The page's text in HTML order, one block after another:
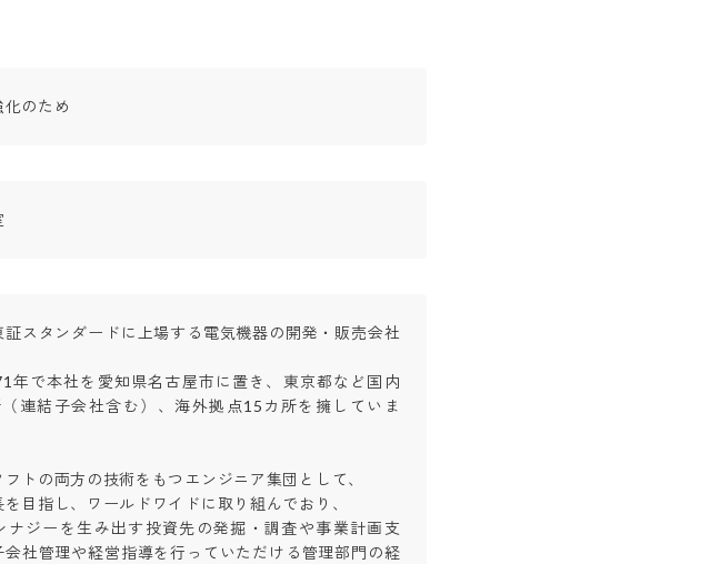
のため
証スタンダードに上場する電気機器の開発・販売会社
年で本社を愛知県名古屋市に置き、東京都など国内
連結子会社含む）、海外拠点15カ所を擁していま
トの両方の技術をもつエンジニア集団として、
目指し、ワールドワイドに取り組んでおり、
ナジーを生み出す投資先の発掘・調査や事業計画支
会社管理や経営指導を行っていただける管理部門の経